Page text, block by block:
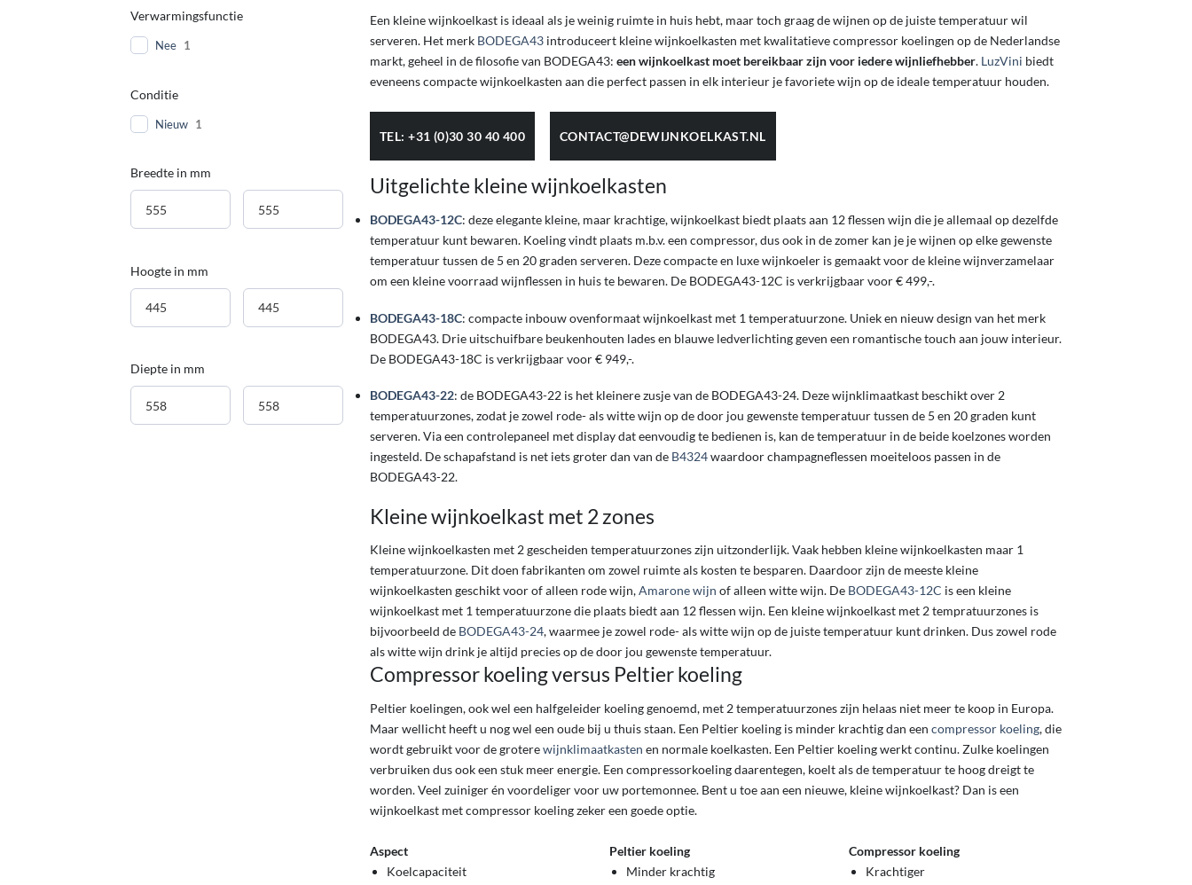
Verwarmingsfunctie
Nee 1
Conditie
Nieuw 1
Breedte in mm
Hoogte in mm
Diepte in mm
Een kleine wijnkoelkast is ideaal als je weinig ruimte in huis hebt, maar toch graag de wijnen op de juiste temperatuur wil
serveren. Het merk BODEGA43 introduceert kleine wijnkoelkasten met kwalitatieve compressor koelingen op de Nederlandse
markt, geheel in de filosofie van BODEGA43: een wijnkoelkast moet bereikbaar zijn voor iedere wijnliefhebber. LuzVini biedt
eveneens compacte wijnkoelkasten aan die perfect passen in elk interieur je favoriete wijn op de ideale temperatuur houden.
TEL: +31 (0)30 30 40 400 CONTACT@DEWIJNKOELKAST.NL
Uitgelichte kleine wijnkoelkasten
BODEGA43-12C: deze elegante kleine, maar krachtige, wijnkoelkast biedt plaats aan 12 flessen wijn die je allemaal op dezelfde
temperatuur kunt bewaren. Koeling vindt plaats m.b.v. een compressor, dus ook in de zomer kan je je wijnen op elke gewenste
temperatuur tussen de 5 en 20 graden serveren. Deze compacte en luxe wijnkoeler is gemaakt voor de kleine wijnverzamelaar
om een kleine voorraad wijnflessen in huis te bewaren. De BODEGA43-12C is verkrijgbaar voor € 499,-.
BODEGA43-18C: compacte inbouw ovenformaat wijnkoelkast met 1 temperatuurzone. Uniek en nieuw design van het merk
BODEGA43. Drie uitschuifbare beukenhouten lades en blauwe ledverlichting geven een romantische touch aan jouw interieur.
De BODEGA43-18C is verkrijgbaar voor € 949,-.
BODEGA43-22: de BODEGA43-22 is het kleinere zusje van de BODEGA43-24. Deze wijnklimaatkast beschikt over 2
temperatuurzones, zodat je zowel rode- als witte wijn op de door jou gewenste temperatuur tussen de 5 en 20 graden kunt
serveren. Via een controlepaneel met display dat eenvoudig te bedienen is, kan de temperatuur in de beide koelzones worden
ingesteld. De schapafstand is net iets groter dan van de B4324waardoor champagneflessen moeiteloos passen in de
BODEGA43-22.
Kleine wijnkoelkast met 2 zones
Kleine wijnkoelkasten met 2 gescheiden temperatuurzones zijn uitzonderlijk. Vaak hebben kleine wijnkoelkasten maar 1
temperatuurzone. Dit doen fabrikanten om zowel ruimte als kosten te besparen. Daardoor zijn de meeste kleine
wijnkoelkasten geschikt voor of alleen rode wijn,Amarone wijn of alleen witte wijn. De BODEGA43-12C is een kleine
wijnkoelkast met 1 temperatuurzone die plaats biedt aan 12 flessen wijn. Een kleine wijnkoelkast met 2 tempratuurzones is
bijvoorbeeld de BODEGA43-24, waarmee je zowel rode- als witte wijn op de juiste temperatuur kunt drinken. Dus zowel rode
als witte wijn drink je altijd precies op de door jou gewenste temperatuur.
Compressor koeling versus Peltier koeling
Peltier koelingen, ook wel een halfgeleider koeling genoemd, met 2 temperatuurzones zijn helaas niet meer te koop in Europa.
Maar wellicht heeft u nog wel een oude bij u thuis staan. Een Peltier koeling is minder krachtig dan een compressor koeling, die
wordt gebruikt voor de groterewijnklimaatkasten en normale koelkasten. Een Peltier koeling werkt continu. Zulke koelingen
verbruiken dus ook een stuk meer energie. Een compressorkoeling daarentegen, koelt als de temperatuur te hoog dreigt te
worden. Veel zuiniger én voordeliger voor uw portemonnee. Bent u toe aan een nieuwe, kleine wijnkoelkast? Dan is een
wijnkoelkast met compressor koeling zeker een goede optie.
Aspect
Koelcapaciteit
Peltier koeling
Minder krachtig
Compressor koeling
Krachtiger